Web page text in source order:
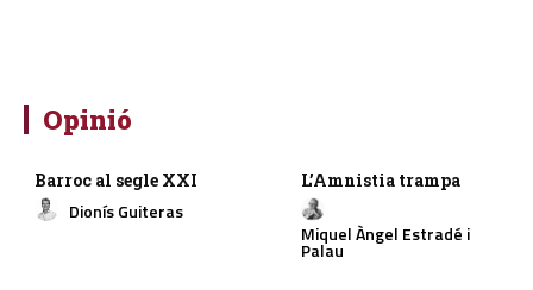
Opinió
Barroc al segle XXI
Dionís Guiteras
L’Amnistia trampa
Miquel Àngel Estradé i
Palau